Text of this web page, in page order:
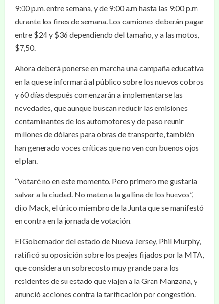
9:00 p.m. entre semana, y de 9:00 a.m hasta las 9:00 p.m
durante los fines de semana. Los camiones deberán pagar
entre $24 y $36 dependiendo del tamaño, y a las motos,
$7,50.
Ahora deberá ponerse en marcha una campaña educativa
en la que se informará al público sobre los nuevos cobros
y 60 días después comenzarán a implementarse las
novedades, que aunque buscan reducir las emisiones
contaminantes de los automotores y de paso reunir
millones de dólares para obras de transporte, también
han generado voces críticas que no ven con buenos ojos
el plan.
“Votaré no en este momento. Pero primero me gustaría
salvar a la ciudad. No maten a la gallina de los huevos”,
dijo Mack, el único miembro de la Junta que se manifestó
en contra en la jornada de votación.
El Gobernador del estado de Nueva Jersey, Phil Murphy,
ratificó su oposición sobre los peajes fijados por la MTA,
que considera un sobrecosto muy grande para los
residentes de su estado que viajen a la Gran Manzana, y
anunció acciones contra la tarificación por congestión.